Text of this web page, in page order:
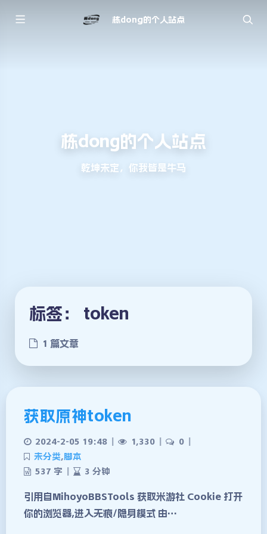
栋dong的个人站点
栋dong的个人站点
乾坤未定，你我皆是牛马
夜间模式
标签： token
1 篇文章
获取原神token
2024-2-05 19:48 1,330 0
未分类,脚本
537 字
3 分钟
引用自MihoyoBBSTools 获取米游社 Cookie 打开
你的浏览器,进入无痕/隐身模式 由…